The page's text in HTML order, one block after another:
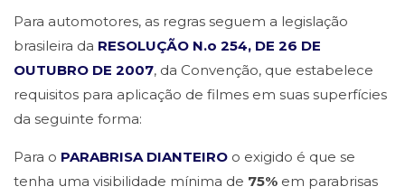
Para automotores, as regras seguem a legislação
brasileira da RESOLUÇÃO N.o 254, DE 26 DE
OUTUBRO DE 2007, da Convenção, que estabelece
requisitos para aplicação de filmes em suas superfícies
da seguinte forma:
Para o PARABRISA DIANTEIRO o exigido é que se
tenha uma visibilidade mínima de 75% em parabrisas